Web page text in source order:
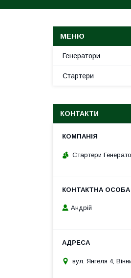
Генератори
Стартери
КОНТАКТИ
Стартери
Андрій
вул. Янгеля 4,